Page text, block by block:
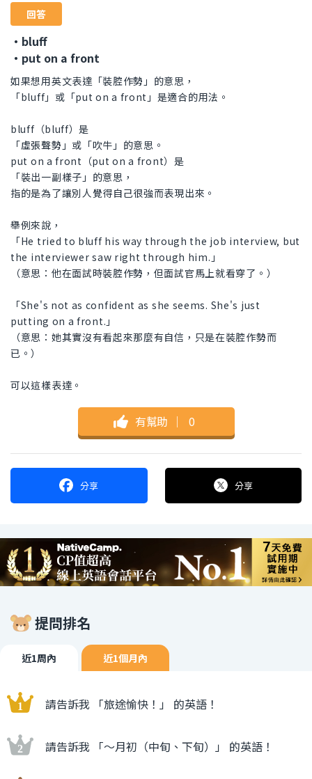
回答
・bluff
・put on a front
如果想用英文表達「裝腔作勢」的意思，
「bluff」或「put on a front」是適合的用法。
bluff（bluff）是
「虛張聲勢」或「吹牛」的意思。
put on a front（put on a front）是
「裝出一副樣子」的意思，
指的是為了讓別人覺得自己很強而表現出來。
舉例來說，
「He tried to bluff his way through the job interview, but
the interviewer saw right through him.」
（意思：他在面試時裝腔作勢，但面試官馬上就看穿了。）
「She's not as confident as she seems. She's just
putting on a front.」
（意思：她其實沒有看起來那麼有自信，只是在裝腔作勢而
已。）
可以這樣表達。
有幫助 ｜ 0
分享 分享
提問排名
近1周內 近1個月內
請告訴我 「旅途愉快！」 的英語！
請告訴我 「〜月初（中旬、下旬）」 的英語！